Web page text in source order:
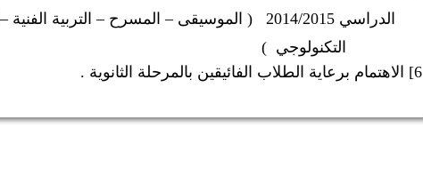
الدراسي 2014/2015
( الموسيقى – المسرح – التربية الفنية
التكنولوجي )
6] الاهتمام برعاية الطلاب الفائيقين بالمرحلة الثانوية .